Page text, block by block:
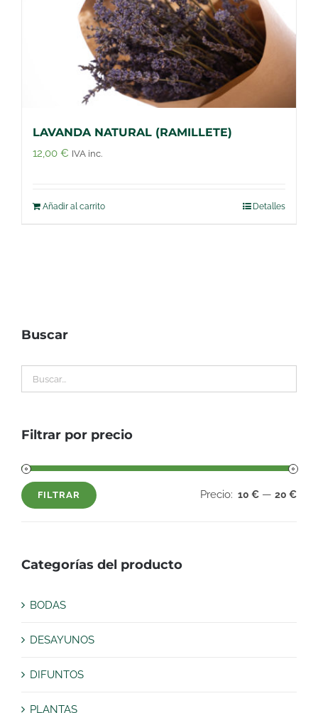
LAVANDA NATURAL (RAMILLETE)
12,00 € IVA inc.
Añadir al carrito Detalles
Buscar
Filtrar por precio
Precio
Precio
FILTRAR Precio: 10 € — 20 €
Categorías del producto
BODAS
DESAYUNOS
DIFUNTOS
PLANTAS